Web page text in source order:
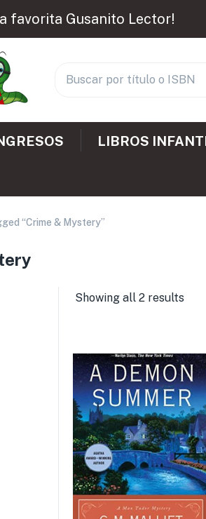
favorita Gusanito Lector!
LIBROS
“Crime & Mystery”
Showing all 2 results